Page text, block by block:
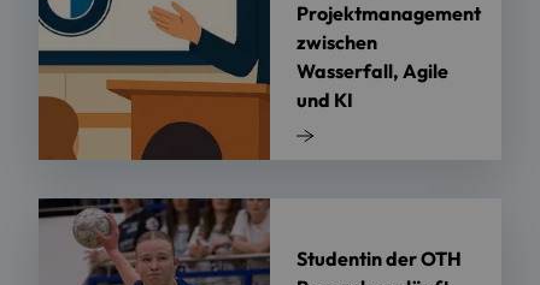
Projektmanagement
zwischen
Wasserfall, Agile
und KI
Studentin der OTH